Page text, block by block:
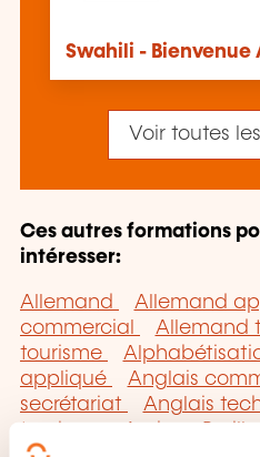
Swahili - Bienvenue
Voir toutes
Ces autres formations
intéresser:
Allemand Allemand
commercial
Allemand
tourisme
appliqué
Anglais
secrétariat
Anglais